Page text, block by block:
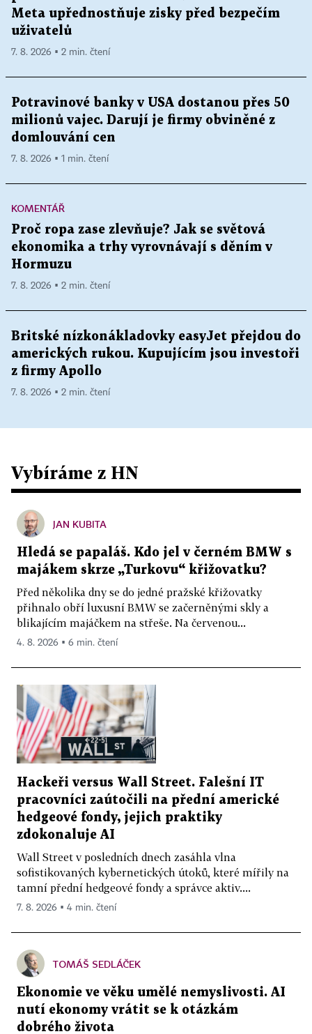
Meta upřednostňuje zisky před bezpečím
uživatelů
7. 8. 2026 ▪ 2 min. čtení
Potravinové banky v USA dostanou přes 50
milionů vajec. Darují je firmy obviněné z
domlouvání cen
7. 8. 2026 ▪ 1 min. čtení
KOMENTÁŘ
Proč ropa zase zlevňuje? Jak se světová
ekonomika a trhy vyrovnávají s děním v
Hormuzu
7. 8. 2026 ▪ 2 min. čtení
Britské nízkonákladovky easyJet přejdou do
amerických rukou. Kupujícím jsou investoři
z firmy Apollo
7. 8. 2026 ▪ 2 min. čtení
Vybíráme z HN
JAN KUBITA
Hledá se papaláš. Kdo jel v černém BMW s
majákem skrze „Turkovu“ křižovatku?
Před několika dny se do jedné pražské křižovatky
přihnalo obří luxusní BMW se začerněnými skly a
blikajícím majáčkem na střeše. Na červenou...
4. 8. 2026 ▪ 6 min. čtení
Hackeři versus Wall Street. Falešní IT
pracovníci zaútočili na přední americké
hedgeové fondy, jejich praktiky
zdokonaluje AI
Wall Street v posledních dnech zasáhla vlna
sofistikovaných kybernetických útoků, které mířily na
tamní přední hedgeové fondy a správce aktiv....
7. 8. 2026 ▪ 4 min. čtení
TOMÁŠ SEDLÁČEK
Ekonomie ve věku umělé nemyslivosti. AI
nutí ekonomy vrátit se k otázkám
dobrého života